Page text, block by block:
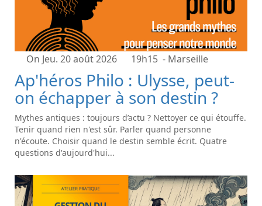
On Jeu. 20 août 2026 19h15 - Marseille
Ap'héros Philo : Ulysse, peut-
on échapper à son destin ?
Mythes antiques : toujours d’actu ? Nettoyer ce qui étouffe.
Tenir quand rien n'est sûr. Parler quand personne
n'écoute. Choisir quand le destin semble écrit. Quatre
questions d'aujourd'hui...